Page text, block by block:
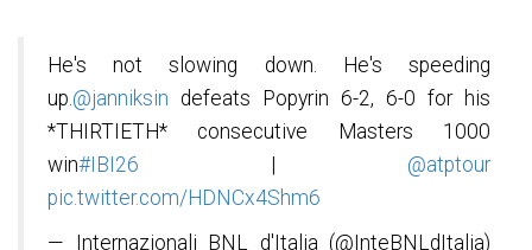
He's not slowing down. He's speeding
up.@janniksin defeats Popyrin 6-2, 6-0 for his
*THIRTIETH* consecutive Masters 1000
win#IBI26
@atptour
pic.twitter.com/HDNCx4Shm6
— Internazionali BNL d'Italia (@InteBNLdItalia)